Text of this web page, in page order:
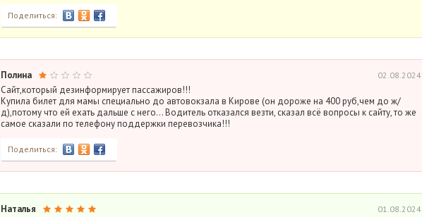
Поделиться:
Полина 02.08.2024
Сайт,который дезинформирует пассажиров!!!
Купила билет для мамы специально до автовокзала в Кирове (он дороже на 400 руб,чем до ж/
д),потому что ей ехать дальше с него… Водитель отказался везти, сказал всё вопросы к сайту, то же
самое сказали по телефону поддержки перевозчика!!!
Поделиться:
Наталья 01.08.2024